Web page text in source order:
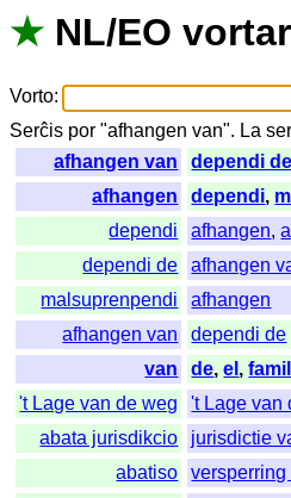
★ NL/EO
Vorto:
Serĉis por "afhangen van". La
afhangen van
dependi de
afhangen
dependi,
dependi
afhangen,
dependi de
afhangen
malsuprenpendi
afhangen
afhangen van
dependi de
van
de,el ,
't Lage van de weg
't Lage van
abata jurisdikcio
jurisdictie
abatiso
versperring